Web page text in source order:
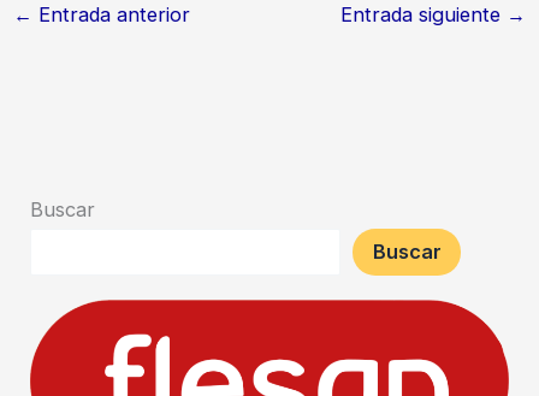
← Entrada anterior Entrada siguiente →
Buscar
Buscar